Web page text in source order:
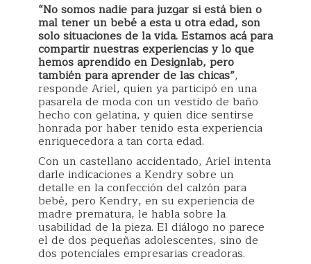
“No somos nadie para juzgar si está bien o
mal tener un bebé a esta u otra edad, son
solo situaciones de la vida. Estamos acá para
compartir nuestras experiencias y lo que
hemos aprendido en Designlab, pero
también para aprender de las chicas”,
responde Ariel, quien ya participó en una
pasarela de moda con un vestido de baño
hecho con gelatina, y quien dice sentirse
honrada por haber tenido esta experiencia
enriquecedora a tan corta edad.
Con un castellano accidentado, Ariel intenta
darle indicaciones a Kendry sobre un
detalle en la confección del calzón para
bebé, pero Kendry, en su experiencia de
madre prematura, le habla sobre la
usabilidad de la pieza. El diálogo no parece
el de dos pequeñas adolescentes, sino de
dos potenciales empresarias creadoras.